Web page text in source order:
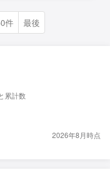
件 最後
累計数
2026年8月時点